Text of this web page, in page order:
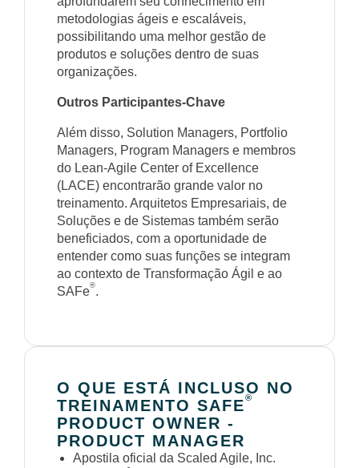
metodologias ágeis e escaláveis,
possibilitando uma melhor gestão de
produtos e soluções dentro de suas
organizações.
Outros Participantes-Chave
Além disso, Solution Managers, Portfolio
Managers, Program Managers e membros
do Lean-Agile Center of Excellence
(LACE) encontrarão grande valor no
treinamento. Arquitetos Empresariais, de
Soluções e de Sistemas também serão
beneficiados, com a oportunidade de
entender como suas funções se integram
ao contexto de Transformação Ágil e ao
SAFe®.
O QUE ESTÁ INCLUSO NO
TREINAMENTO SAFE®
PRODUCT OWNER -
PRODUCT MANAGER
Apostila oficial da Scaled Agile, Inc.